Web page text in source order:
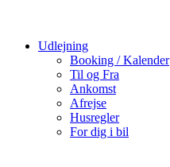
Udlejning
Booking / Kalender
Til og Fra
Ankomst
Afrejse
Husregler
For dig i bil